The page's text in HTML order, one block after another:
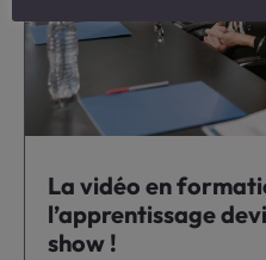
La vidéo en
l’apprentissage
show !